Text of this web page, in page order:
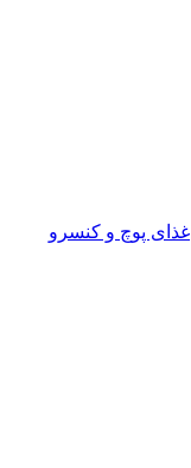
غذای پوچ و کنسرو